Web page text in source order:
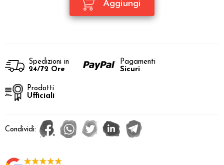
Spedizioni in
24/72 Ore
Pagamenti
Sicuri
Prodotti
Ufficiali
Condividi: